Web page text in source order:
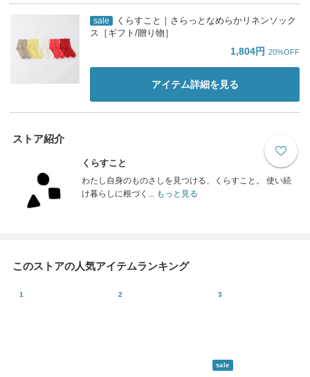
sale
くらすこと｜さらっとなめらかリネンソック
ス［ギフト/贈り物］
1,804円 20%OFF
アイテム詳細を見る
ストア紹介
くらすこと
わたし自身のものさしを見つける、くらすこと。 使い続
け暮らしに根づく...もっと見る
このストアの人気アイテムランキング
sale